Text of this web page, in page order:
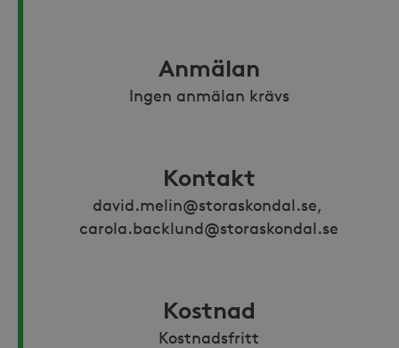
Anmälan
Ingen anmälan krävs
Kontakt
david.melin@storaskondal.se,
carola.backlund@storaskondal.se
Kostnad
Kostnadsfritt